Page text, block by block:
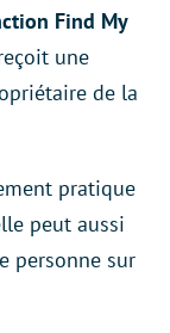
Find My
une
de la
pratique
peut aussi
personne sur